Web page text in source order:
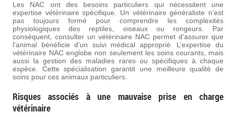
Les NAC ont des besoins particuliers qui nécessitent une
expertise vétérinaire spécifique. Un vétérinaire généraliste n’est
pas toujours formé pour comprendre les complexités
physiologiques des reptiles, oiseaux ou rongeurs. Par
conséquent, consulter un vétérinaire NAC permet d’assurer que
l’animal bénéficie d’un suivi médical approprié. L’expertise du
vétérinaire NAC englobe non seulement les soins courants, mais
aussi la gestion des maladies rares ou spécifiques à chaque
espèce. Cette spécialisation garantit une meilleure qualité de
soins pour ces animaux particuliers.
Risques associés à une mauvaise prise en charge
vétérinaire